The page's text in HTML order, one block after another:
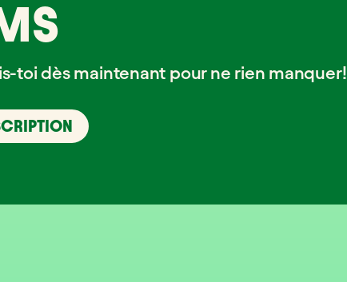
toi dès maintenant pour ne rien manquer!